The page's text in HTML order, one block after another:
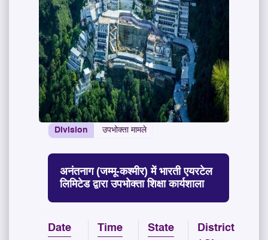
Division उपभोक्ता मामले
अनंतनाग (जम्मू-कश्मीर) में भारती एयरटेल
लिमिटेड द्वारा उपभोक्ता शिक्षा कार्यशाला
Date Time State
District